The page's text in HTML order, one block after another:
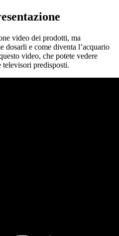
video dei prodotti, ma
dosarli e come diventa l’acquario
video, che potete vedere
televisori predisposti.